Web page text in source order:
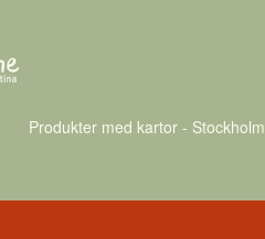
Produkter med kartor - Stockholm